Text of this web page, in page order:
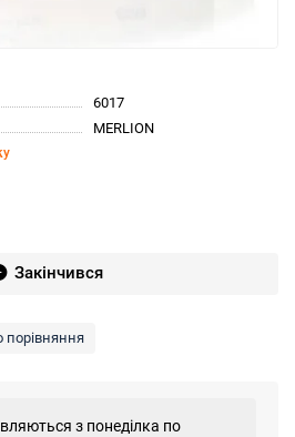
6017
MERLION
Закінчився
порівняння
з понеділка по